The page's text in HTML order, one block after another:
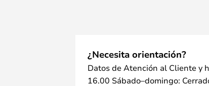
¿Necesita orientación?
Datos de Atención al Cliente y
16.00 Sábado–domingo: